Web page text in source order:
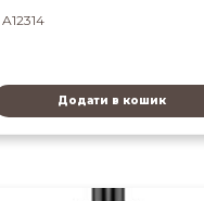
A12314
Додати в кошик